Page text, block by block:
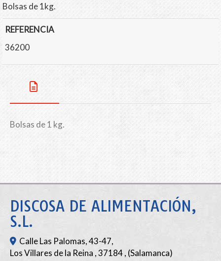
Bolsas de 1kg.
REFERENCIA
36200
Bolsas de 1 kg.
DISCOSA DE ALIMENTACIÓN,
S.L.
Calle Las Palomas, 43-47,
Los Villares de la Reina ,37184, (Salamanca)